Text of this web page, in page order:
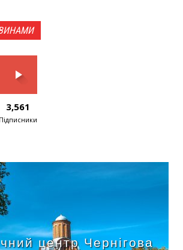
3,561
Підписники
центр Чернігова